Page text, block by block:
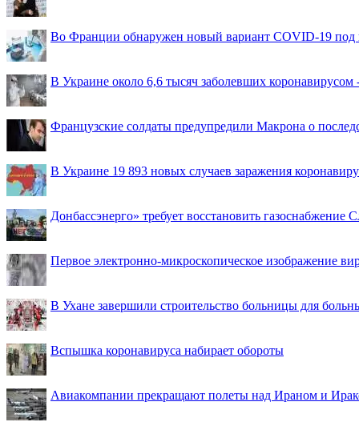
Во Франции обнаружен новый вариант COVID-19 под
В Украине около 6,6 тысяч заболевших коронавирусом
Французские солдаты предупредили Макрона о
В Украине 19 893 новых случаев заражения
Донбассэнерго» требует восстановить газоснабжение
Первое электронно-микроскопическое изображение
В Ухане завершили строительство больницы для
Вспышка коронавируса набирает обороты
Авиакомпании прекращают полеты над Ираном и